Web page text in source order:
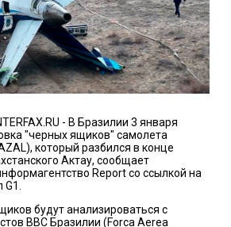
- В Бразилии 3 января
"черных ящиков" самолета
который разбился в конце
Актау, сообщает
Report со ссылкой на
будут анализироваться с
ВВС Бразилии (Forca Aerea